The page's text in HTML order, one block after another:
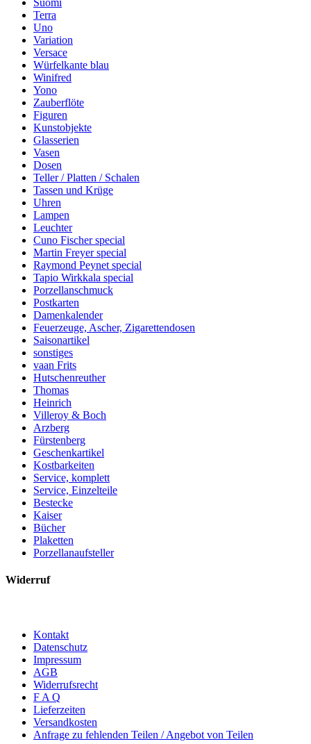
Suomi
Terra
Uno
Variation
Versace
Würfelkante blau
Winifred
Yono
Zauberflöte
Figuren
Kunstobjekte
Glasserien
Vasen
Dosen
Teller / Platten / Schalen
Tassen und Krüge
Uhren
Lampen
Leuchter
Cuno Fischer special
Martin Freyer special
Raymond Peynet special
Tapio Wirkkala special
Porzellanschmuck
Postkarten
Damenkalender
Feuerzeuge, Ascher, Zigarettendosen
Saisonartikel
sonstiges
vaan Frits
Hutschenreuther
Thomas
Heinrich
Villeroy & Boch
Arzberg
Fürstenberg
Geschenkartikel
Kostbarkeiten
Service, komplett
Service, Einzelteile
Bestecke
Kaiser
Bücher
Plaketten
Porzellanaufsteller
Widerruf
Kontakt
Datenschutz
Impressum
AGB
Widerrufsrecht
F A Q
Lieferzeiten
Versandkosten
Anfrage zu fehlenden Teilen / Angebot von Teilen